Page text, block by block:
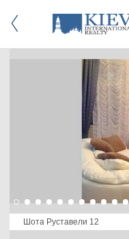
Шота Руставели 12